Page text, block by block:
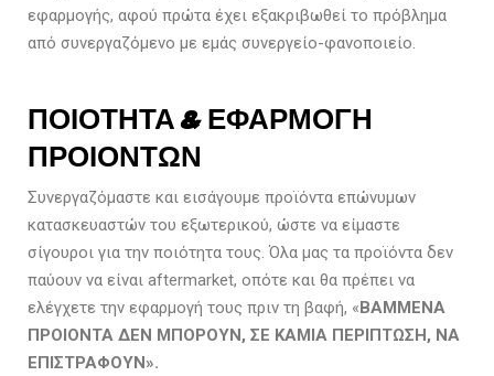
εφαρμογής, αφού πρώτα έχει εξακριβωθεί το πρόβλημα
από συνεργαζόμενο με εμάς συνεργείο-φανοποιείο.
ΠΟΙΟΤΗΤΑ & ΕΦΑΡΜΟΓΗ
ΠΡΟΙΟΝΤΩΝ
Συνεργαζόμαστε και εισάγουμε προϊόντα επώνυμων
κατασκευαστών του εξωτερικού, ώστε να είμαστε
σίγουροι για την ποιότητα τους. Όλα μας τα προϊόντα δεν
παύουν να είναι aftermarket, οπότε και θα πρέπει να
ελέγχετε την εφαρμογή τους πριν τη βαφή, «ΒΑΜΜΕΝΑ
ΠΡΟΙΟΝΤΑ ΔΕΝ ΜΠΟΡΟΥΝ, ΣΕ ΚΑΜΙΑ ΠΕΡΙΠΤΩΣΗ, ΝΑ
ΕΠΙΣΤΡΑΦΟΥΝ».